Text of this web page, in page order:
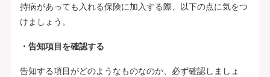
持病があっても入れる保険に加入する際、以下の点に気をつ
けましょう。
・告知項目を確認する
告知する項目がどのようなものなのか、必ず確認しましょ